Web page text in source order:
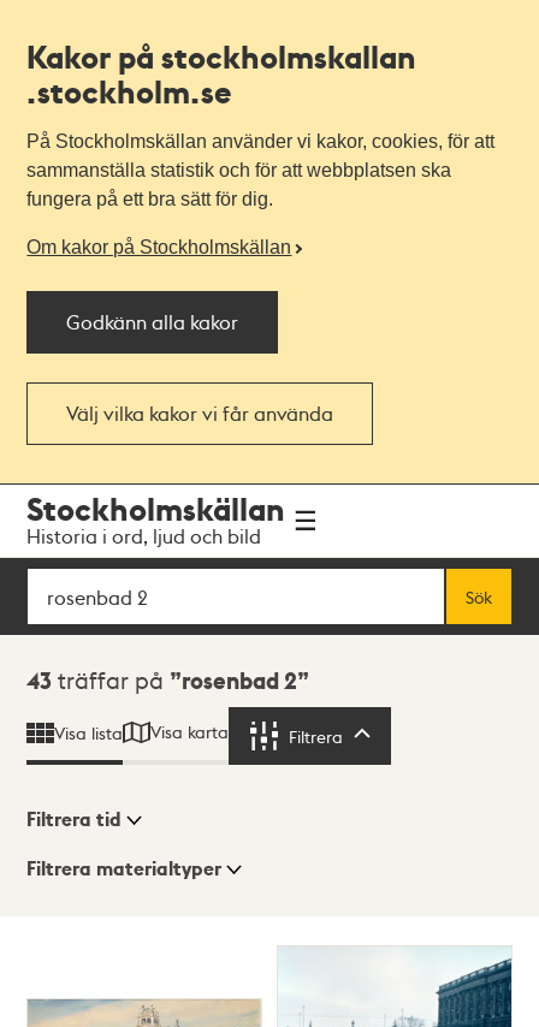
Kakor på stockholmskallan
.stockholm.se
På Stockholmskällan använder vi kakor, cookies, för att
sammanställa statistik och för att webbplatsen ska
fungera på ett bra sätt för dig.
Om kakor på Stockholmskällan
Godkänn alla kakor
Välj vilka kakor vi får använda
navigationen
huvudinnehållet
Stockholmskällan
Historia i ord, ljud och bild
Sök
Sök
Sökresultat
43 träffar på rosenbad 2
Visa lista Visa karta Filtrera
Visningsläge
Filtrera tid
Filtrera materialtyper